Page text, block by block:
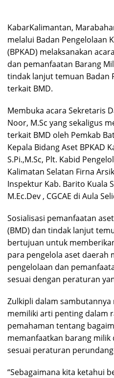
KabarKalimantan,
melalui Badan Pengelolaan
(BPKAD) melaksanakan
dan pemanfaatan Barang
tindak lanjut temuan Badan
terkait BMD.
Membuka acara Sekretaris
Noor, M.Sc yang sekaligus
terkait BMD oleh Pemkab
Kepala Bidang Aset BPKAD
S.Pi.,M.Sc, Plt. Kabid
Kalimatan Selatan Firna
Inspektur Kab. Barito Kuala
M.Ec.Dev , CGCAE di Aula
Sosialisasi pemanfaatan
(BMD) dan tindak lanjut
bertujuan untuk
para pengelola aset daerah
pengelolaan dan
sesuai dengan peraturan
Zulkipli dalam sambutannya
memiliki arti penting dalam
pemahaman tentang
memanfaatkan barang
sesuai peraturan
“Sebagaimana kita ketahui